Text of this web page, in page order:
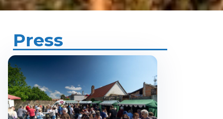
Press